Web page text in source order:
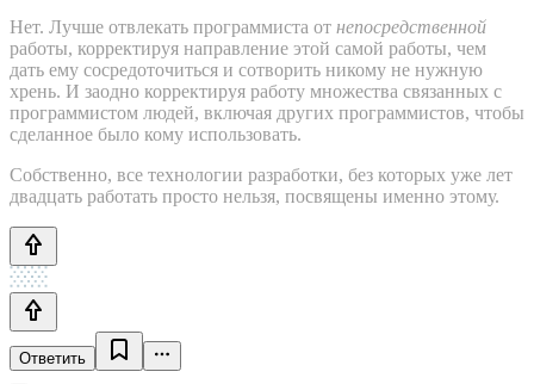
Нет. Лучше отвлекать программиста от непосредственной
работы, корректируя направление этой самой работы, чем
дать ему сосредоточиться и сотворить никому не нужную
хрень. И заодно корректируя работу множества связанных с
программистом людей, включая других программистов, чтобы
сделанное было кому использовать.
Собственно, все технологии разработки, без которых уже лет
двадцать работать просто нельзя, посвящены именно этому.
Ответить